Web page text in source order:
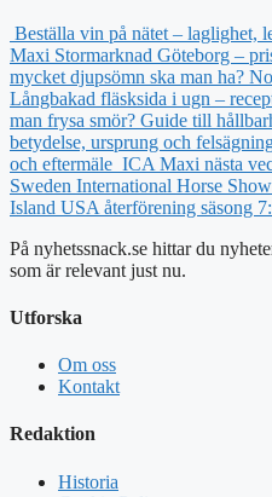
Beställa vin på nätet – laglighet,
Maxi Stormarknad Göteborg –
mycket djupsömn ska man ha?
Långbakad fläsksida i ugn –
man frysa smör? Guide till
betydelse, ursprung och
och eftermäle ICA Maxi nästa
Sweden International Horse
Island USA återförening säsong
På nyhetssnack.se hittar du
som är relevant just nu.
Utforska
Om oss
Kontakt
Redaktion
Historia